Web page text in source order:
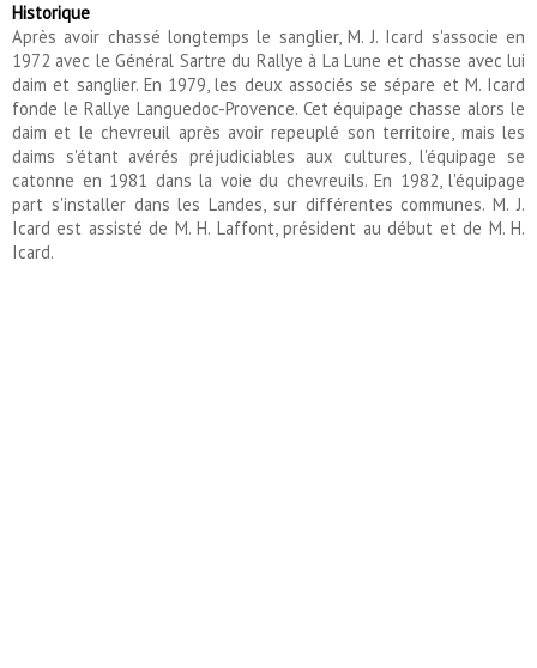
Historique
Après avoir chassé longtemps le sanglier, M. J. Icard s'associe en
1972 avec le Général Sartre du Rallye à La Lune et chasse avec lui
daim et sanglier. En 1979, les deux associés se sépare et M. Icard
fonde le Rallye Languedoc-Provence. Cet équipage chasse alors le
daim et le chevreuil après avoir repeuplé son territoire, mais les
daims s'étant avérés préjudiciables aux cultures, l'équipage se
catonne en 1981 dans la voie du chevreuils. En 1982, l'équipage
part s'installer dans les Landes, sur différentes communes. M. J.
Icard est assisté de M. H. Laffont, président au début et de M. H.
Icard.